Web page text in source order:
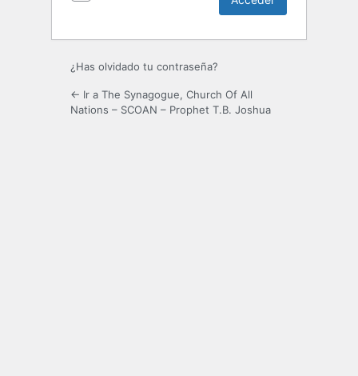
¿Has olvidado tu contraseña?
← Ir a The Synagogue, Church Of All
Nations – SCOAN – Prophet T.B. Joshua